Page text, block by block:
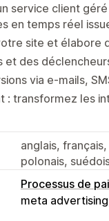
service client
en temps réel
site et élabore
des
via e-mails,
: transformez les
anglais,
polonais,
Processus de
meta advertising